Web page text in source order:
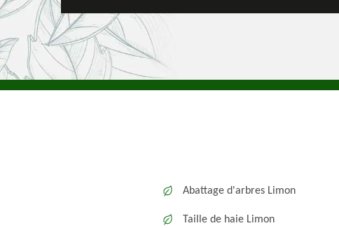
Abattage d'arbres Limon
Taille de haie Limon